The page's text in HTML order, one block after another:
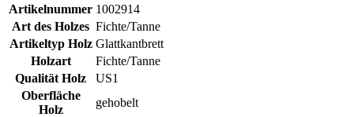
Artikelnummer 1002914
Art des Holzes Fichte/Tanne
Artikeltyp Holz Glattkantbrett
Holzart
Fichte/Tanne
Qualität Holz
US1
Oberfläche
Holz
gehobelt